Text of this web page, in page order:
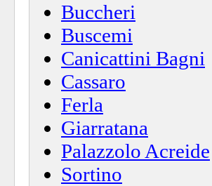
Buccheri
Buscemi
Canicattini Bagni
Cassaro
Ferla
Giarratana
Palazzolo Acreide
Sortino